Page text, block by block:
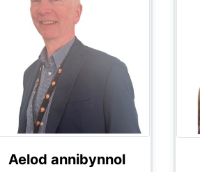
Aelod annibynnol